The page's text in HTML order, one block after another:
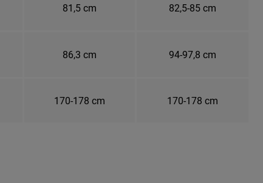
81,5 cm 82,5-85 cm
86,3 cm 94-97,8 cm
170-178 cm 170-178 cm